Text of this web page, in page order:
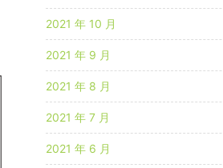
2021 年 10 月
2021 年 9 月
2021 年 8 月
2021 年 7 月
2021 年 6 月